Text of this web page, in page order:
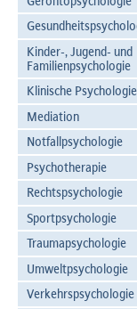
Kinder-, Jugend- und
Familienpsychologie
Klinische Psychologie
Mediation
Notfallpsychologie
Psychotherapie
Rechtspsychologie
Sportpsychologie
Traumapsychologie
Umweltpsychologie
Verkehrspsychologie